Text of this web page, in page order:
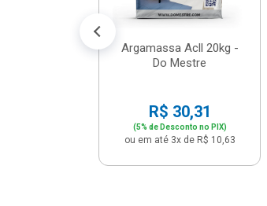
Argamassa Acll 20kg -
Do Mestre
R$ 30,31
(5% de Desconto no PIX)
ou em até 3x de R$ 10,63